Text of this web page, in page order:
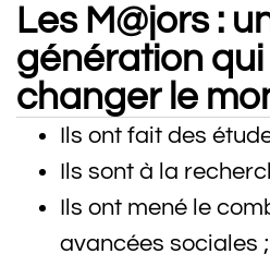
Les M@jors :
génération
changer le
Ils ont fait des
Ils sont à la
Ils ont mené le
avancées sociales ;